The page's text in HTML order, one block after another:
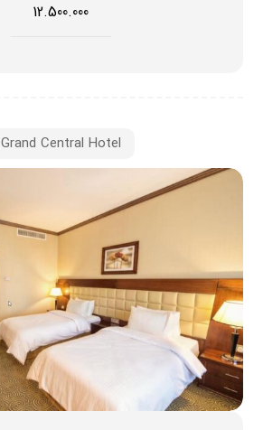
12.500.000
Grand Central Hotel